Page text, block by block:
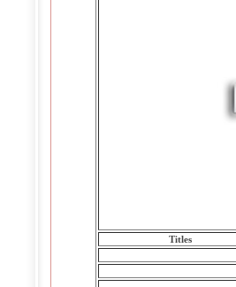
Titles